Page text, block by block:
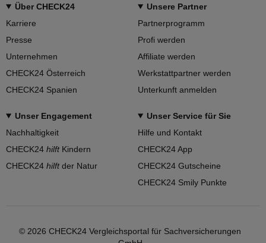
Über CHECK24
Karriere
Presse
Unternehmen
CHECK24 Österreich
CHECK24 Spanien
Unsere Partner
Partnerprogramm
Profi werden
Affiliate werden
Werkstattpartner werden
Unterkunft anmelden
Unser Engagement
Nachhaltigkeit
CHECK24 hilftKindern
CHECK24 hilftder Natur
Unser Service für Sie
Hilfe und Kontakt
CHECK24 App
CHECK24 Gutscheine
CHECK24 Smily Punkte
© 2026 CHECK24 Vergleichsportal für Sachversicherungen